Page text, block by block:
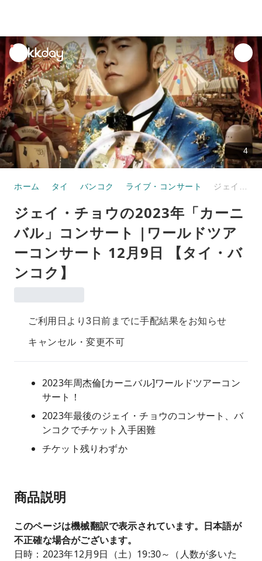
unread
notifications
4
ホーム タイ バンコク ライブ・コンサート
ジェイ・チョウの2023年「カーニ
バル」コンサート |ワールドツア
ーコンサート 12月9日 【タイ・バ
ンコク】
ご利用日より3日前までに手配結果をお知らせ
キャンセル・変更不可
2023年周杰倫[カーニバル]ワールドツアーコン
サート！
2023年最後のジェイ・チョウのコンサート、バ
ンコクでチケット入手困難
チケット残りわずか
商品説明
このページは機械翻訳で表示されています。日本語が
不正確な場合がございます。
日時：2023年12月9日（土）19:30～（人数が多いた